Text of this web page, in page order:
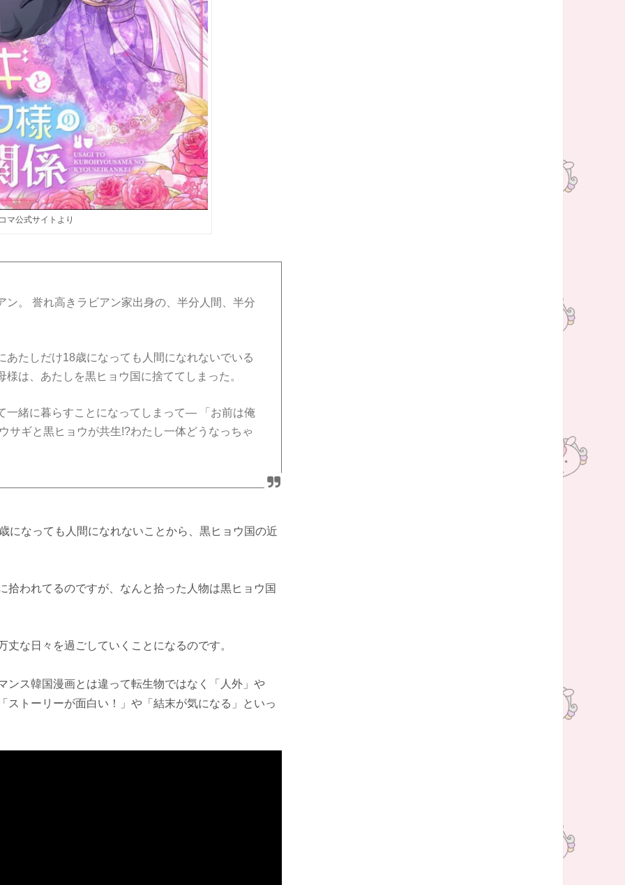
マ公式サイトより
。 誉れ高きラビアン家出身の、半分人間、半分
たしだけ18歳になっても人間になれないでいる
は、あたしを黒ヒョウ国に捨ててしまった。
一緒に暮らすことになってしまって― 「お前は俺
サギと黒ヒョウが共生!?わたし一体どうなっちゃ
になっても人間になれないことから、黒ヒョウ国の近
拾われてるのですが、なんと拾った人物は黒ヒョウ国
な日々を過ごしていくことになるのです。
ンス韓国漫画とは違って転生物ではなく「人外」や
ストーリーが面白い！」や「結末が気になる」といっ